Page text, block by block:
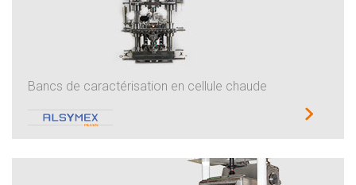
Bancs de caractérisation en cellule chaude